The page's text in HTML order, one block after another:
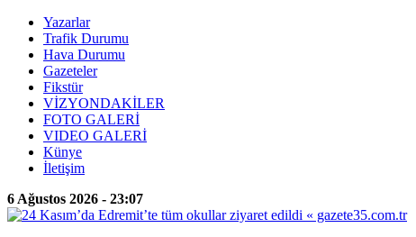
Yazarlar
Trafik Durumu
Hava Durumu
Gazeteler
Fikstür
VİZYONDAKİLER
FOTO GALERİ
VIDEO GALERİ
Künye
İletişim
6 Ağustos 2026 - 23:07